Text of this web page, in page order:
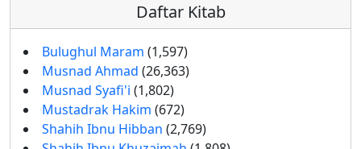
Daftar Kitab
Bulughul Maram (1,597)
Musnad Ahmad (26,363)
Musnad Syafi'i (1,802)
Mustadrak Hakim (672)
Shahih Ibnu Hibban (2,769)